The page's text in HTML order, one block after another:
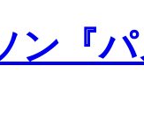
ン『